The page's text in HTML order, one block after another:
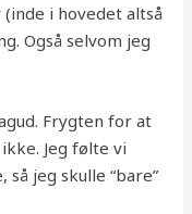
i hovedet altså
Også selvom jeg
Frygten for at
Jeg følte vi
jeg skulle “bare”